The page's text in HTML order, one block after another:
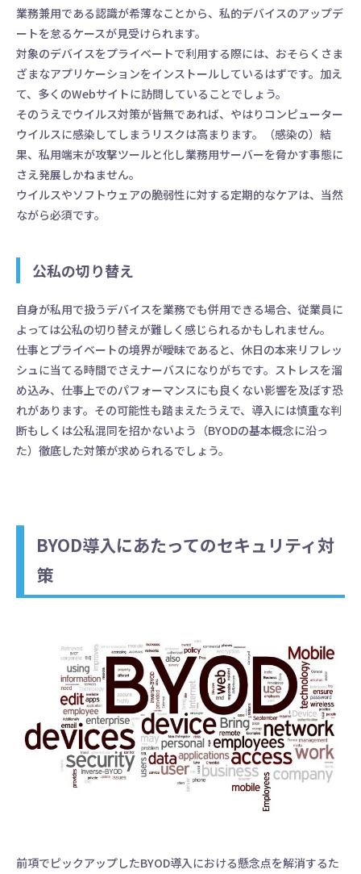
業務兼用である認識が希薄なことから、私的デバイスのアップデ
ートを怠るケースが見受けられます。
対象のデバイスをプライベートで利用する際には、おそらくさま
ざまなアプリケーションをインストールしているはずです。加え
て、多くのWebサイトに訪問していることでしょう。
そのうえでウイルス対策が皆無であれば、やはりコンピューター
ウイルスに感染してしまうリスクは高まります。（感染の）結
果、私用端末が攻撃ツールと化し業務用サーバーを脅かす事態に
さえ発展しかねません。
ウイルスやソフトウェアの脆弱性に対する定期的なケアは、当然
ながら必須です。
公私の切り替え
自身が私用で扱うデバイスを業務でも併用できる場合、従業員に
よっては公私の切り替えが難しく感じられるかもしれません。
仕事とプライベートの境界が曖昧であると、休日の本来リフレッ
シュに当てる時間でさえナーバスになりがちです。ストレスを溜
め込み、仕事上でのパフォーマンスにも良くない影響を及ぼす恐
れがあります。その可能性も踏まえたうえで、導入には慎重な判
断もしくは公私混同を招かないよう（BYODの基本概念に沿っ
た）徹底した対策が求められるでしょう。
BYOD導入にあたってのセキュリティ対
策
前項でピックアップしたBYOD導入における懸念点を解消するた
電話、メール、SNSなどの問い合わせ、
１つの画面で対応
15日間無料トライアル
低コストでスマホを
30日間無料トライアル
資料請求／お問い合わせ
お悩み相談窓口